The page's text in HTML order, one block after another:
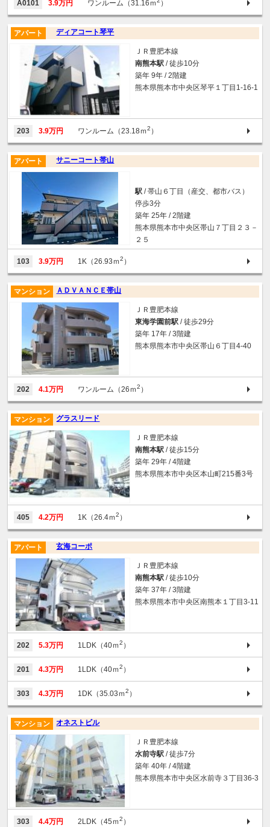
A0101 3.9万円 ワンルーム（31.16ｍ ）
ディアコート琴平
アパート
ＪＲ豊肥本線
南熊本駅 / 徒歩10分
築年 9年 / 2階建
熊本県熊本市中央区琴平１丁目1-16-1
203 3.9万円 ワンルーム（23.18ｍ2 ）
サニーコート帯山
アパート
駅 / 帯山６丁目（産交、都市バス）
停歩3分
築年 25年 / 2階建
熊本県熊本市中央区帯山７丁目２３－
２５
103 3.9万円 1K（26.93ｍ2 ）
ＡＤＶＡＮＣＥ帯山
マンション
ＪＲ豊肥本線
東海学園前駅 / 徒歩29分
築年 17年 / 3階建
熊本県熊本市中央区帯山６丁目4-40
202 4.1万円 ワンルーム（26ｍ2 ）
グラスリード
マンション
ＪＲ豊肥本線
南熊本駅 / 徒歩15分
築年 29年 / 4階建
熊本県熊本市中央区本山町215番3号
405 4.2万円 1K（26.4ｍ2 ）
玄海コーポ
アパート
ＪＲ豊肥本線
南熊本駅 / 徒歩10分
築年 37年 / 3階建
熊本県熊本市中央区南熊本１丁目3-11
202 5.3万円 1LDK（40ｍ2 ）
201 4.3万円 1LDK（40ｍ2 ）
303 4.3万円 1DK（35.03ｍ2 ）
オネストビル
マンション
ＪＲ豊肥本線
水前寺駅 / 徒歩7分
築年 40年 / 4階建
熊本県熊本市中央区水前寺３丁目36-3
303 4.4万円 2LDK（45ｍ2 ）